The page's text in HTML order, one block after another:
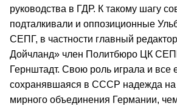
руководства в ГДР. К такому шагу
подталкивали и оппозиционные
СЕПГ, в частности главный
Дойчланд» член Политбюро ЦК
Гернштадт. Свою роль играла и все
сохранявшаяся в СССР надежда на
мирного объединения Германии,